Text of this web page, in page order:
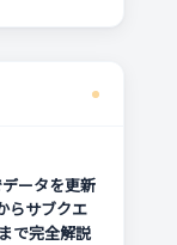
データを更新
らサブクエ
で完全解説